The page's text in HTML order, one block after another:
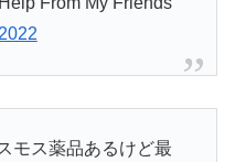
モス薬品あるけど最